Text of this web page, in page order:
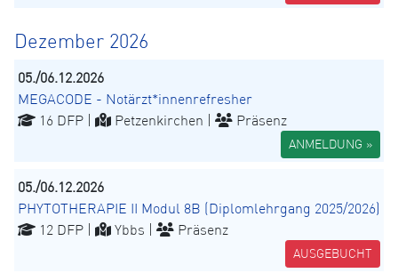
Dezember 2026
05./06.12.2026
MEGACODE - Notärzt*innenrefresher
16 DFP |
Petzenkirchen | Präsenz
ANMELDUNG »
05./06.12.2026
PHYTOTHERAPIE II Modul 8B (Diplomlehrgang 2025/2026)
12 DFP |
Ybbs | Präsenz
AUSGEBUCHT